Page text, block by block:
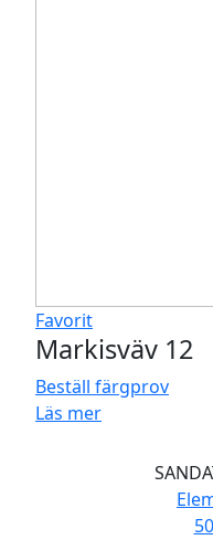
Favorit
Markisväv 12
Beställ färgprov
Läs mer